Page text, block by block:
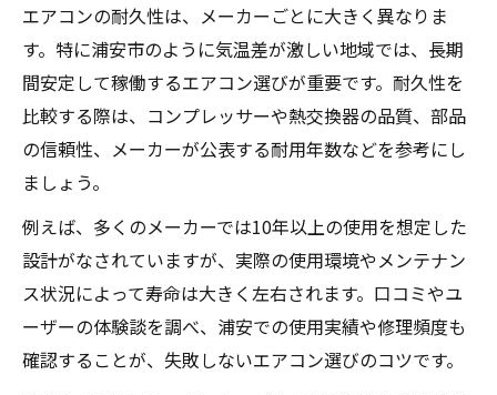
エアコンの耐久性は、メーカーごとに大きく異なりま
す。特に浦安市のように気温差が激しい地域では、長期
間安定して稼働するエアコン選びが重要です。耐久性を
比較する際は、コンプレッサーや熱交換器の品質、部品
の信頼性、メーカーが公表する耐用年数などを参考にし
ましょう。
例えば、多くのメーカーでは10年以上の使用を想定した
設計がなされていますが、実際の使用環境やメンテナン
ス状況によって寿命は大きく左右されます。口コミやユ
ーザーの体験談を調べ、浦安での使用実績や修理頻度も
確認することが、失敗しないエアコン選びのコツです。